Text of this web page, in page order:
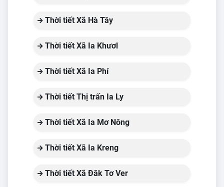
Thời tiết Xã Hà Tây
Thời tiết Xã Ia Khươl
Thời tiết Xã Ia Phí
Thời tiết Thị trấn Ia Ly
Thời tiết Xã Ia Mơ Nông
Thời tiết Xã Ia Kreng
Thời tiết Xã Đăk Tơ Ver